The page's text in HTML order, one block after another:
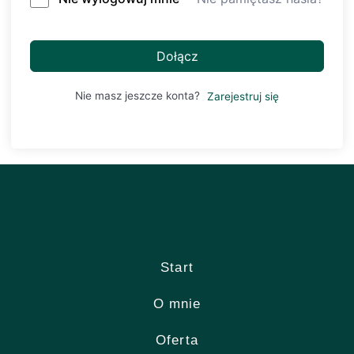
Dołącz
Nie masz jeszcze konta? Zarejestruj się
Start
O mnie
Oferta